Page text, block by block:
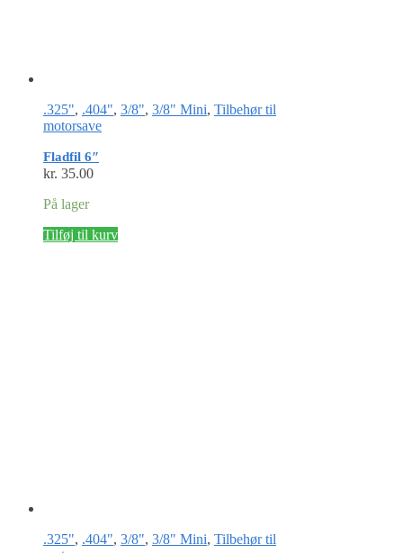
.325", .404", 3/8", 3/8" Mini, Tilbehør til
motorsave
Fladfil 6″
kr. 35.00
På lager
Tilføj til kurv
.325", .404", 3/8", 3/8" Mini, Tilbehør til